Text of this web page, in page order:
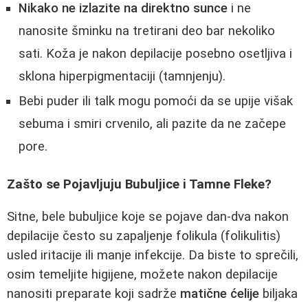
Nikako ne izlazite na direktno sunce i ne
nanosite šminku na tretirani deo bar nekoliko
sati. Koža je nakon depilacije posebno osetljiva i
sklona hiperpigmentaciji (tamnjenju).
Bebi puder ili talk mogu pomoći da se upije višak
sebuma i smiri crvenilo, ali pazite da ne začepe
pore.
Zašto se Pojavljuju Bubuljice i Tamne Fleke?
Sitne, bele bubuljice koje se pojave dan-dva nakon
depilacije često su zapaljenje folikula (folikulitis)
usled iritacije ili manje infekcije. Da biste to sprečili,
osim temeljite higijene, možete nakon depilacije
nanositi preparate koji sadrže matične ćelije biljaka